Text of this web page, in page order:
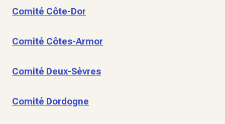
Comité Côte-Dor
Comité Côtes-Armor
Comité Deux-Sèvres
Comité Dordogne